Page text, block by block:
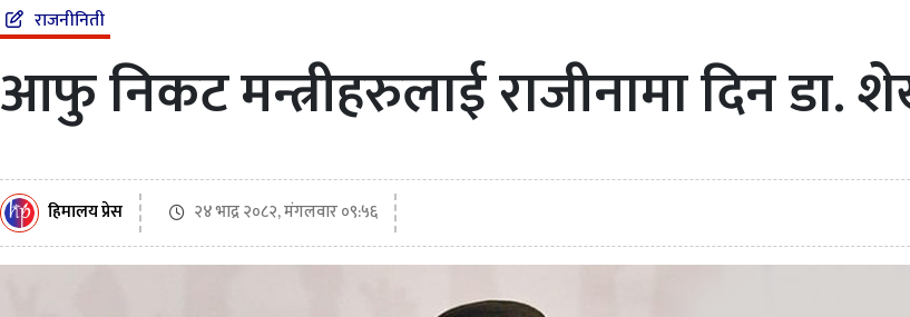
राजनीनिती
आफु निकट मन्त्रीहरुलाई राजीनामा दिन डा.
हिमालय प्रेस २४ भाद्र २०८२, मंगलवार ०९:५६